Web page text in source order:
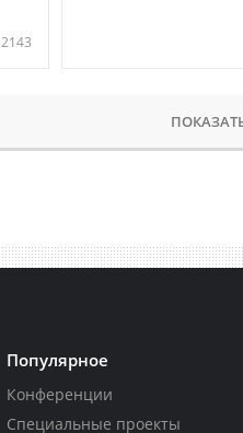
2143
Популярное
Конференции
Специальные проекты